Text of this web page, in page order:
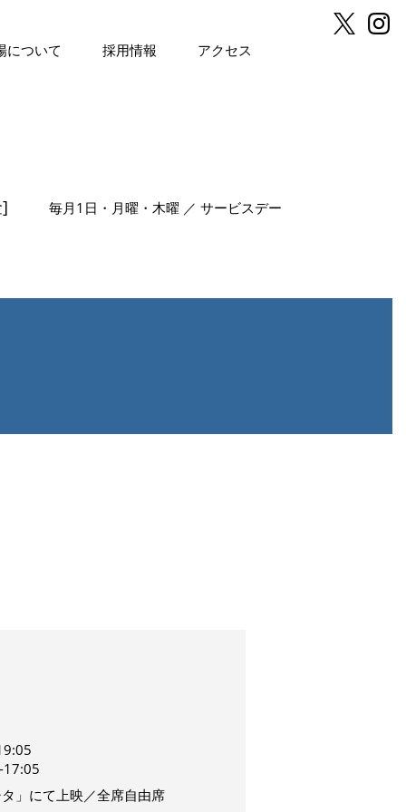
について 採用情報 アクセス
毎月1日・月曜・木曜 ／ サービスデー
」にて上映／全席自由席